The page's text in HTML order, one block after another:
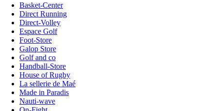
Basket-Center
Direct Running
Direct-Volley
Espace Golf
Foot-Store
Galop Store
Golf and co
Handball-Store
House of Rugby
La sellerie de Maé
Made in Paradis
Nauti-wave